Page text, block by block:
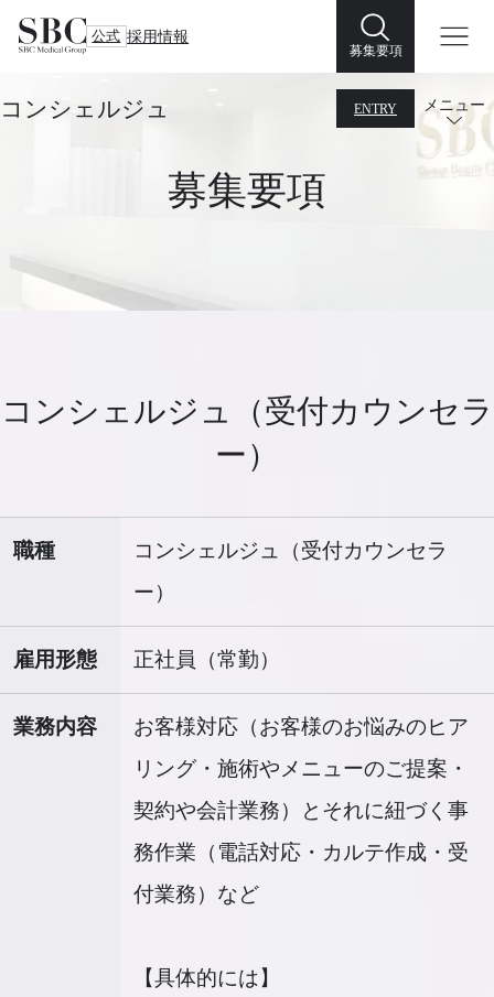
公式 採用情報
募集要項
コンシェルジュ ENTRY メニュー
募集要項
コンシェルジュ（受付カウンセラ
ー）
職種
コンシェルジュ（受付カウンセラ
ー）
雇用形態 正社員（常勤）
業務内容
お客様対応（お客様のお悩みのヒア
リング・施術やメニューのご提案・
契約や会計業務）とそれに紐づく事
務作業（電話対応・カルテ作成・受
付業務）など
【具体的には】